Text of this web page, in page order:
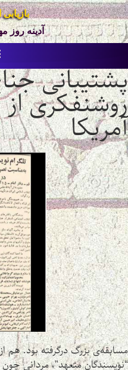
آدینه روز مهر،
پشتیبانی
روشنفکری
آمریکا
مسابقه‌ی بزرگ درگرفته بود. هم
“نویسندگان متعهد”، مردانی